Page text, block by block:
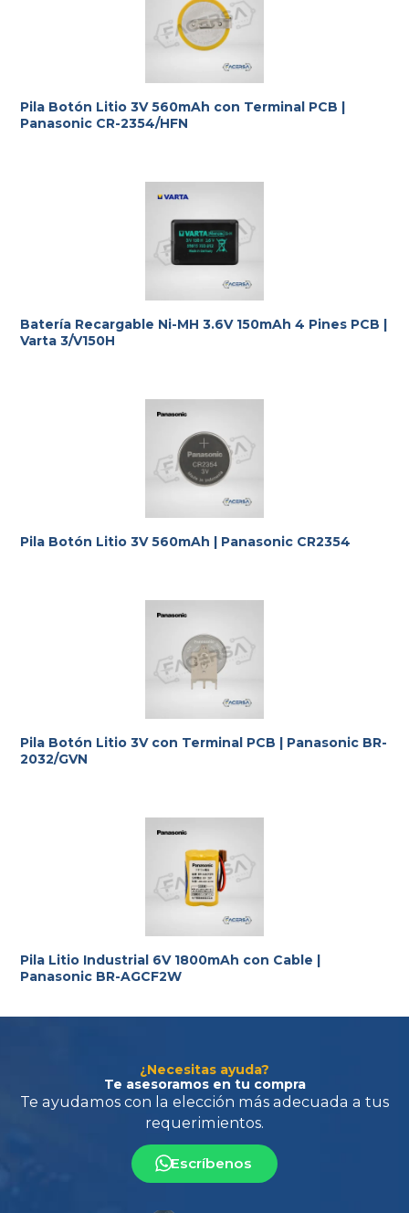
Pila Botón Litio 3V 560mAh con Terminal PCB |
Panasonic CR-2354/HFN
Batería Recargable Ni-MH 3.6V 150mAh 4 Pines PCB |
Varta 3/V150H
Pila Botón Litio 3V 560mAh | Panasonic CR2354
Pila Botón Litio 3V con Terminal PCB | Panasonic BR-
2032/GVN
Pila Litio Industrial 6V 1800mAh con Cable |
Panasonic BR-AGCF2W
¿Necesitas ayuda?
Te asesoramos en tu compra
Te ayudamos con la elección más adecuada
requerimientos.
Escríbenos